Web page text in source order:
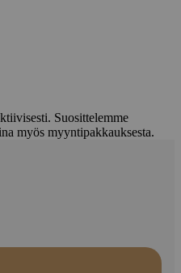
Suosittelemme
myös myyntipakkauksesta.